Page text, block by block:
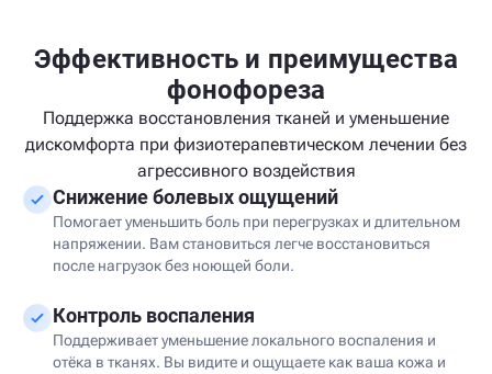
Эффективность и преимущества
фонофореза
Поддержка восстановления тканей и уменьшение
дискомфорта при физиотерапевтическом лечении без
агрессивного воздействия
Снижение болевых ощущений
Помогает уменьшить боль при перегрузках и длительном
напряжении. Вам становиться легче восстановиться
после нагрузок без ноющей боли.
Контроль воспаления
Поддерживает уменьшение локального воспаления и
отёка в тканях. Вы видите и ощущаете как ваша кожа и